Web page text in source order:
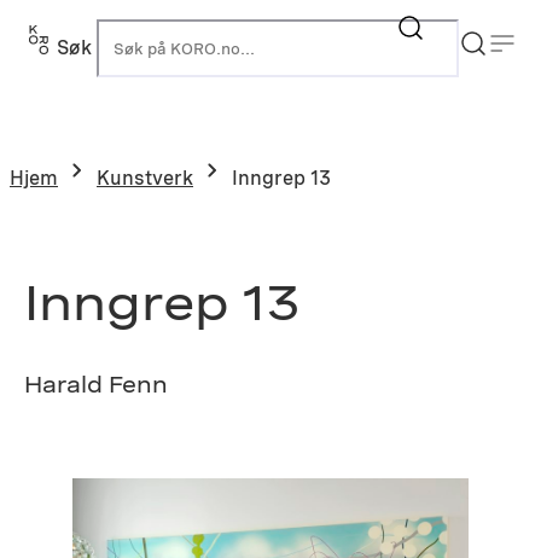
Hopp
Søk
Hjem Kunstverk Inngrep 13
Inngrep 13
Harald Fenn